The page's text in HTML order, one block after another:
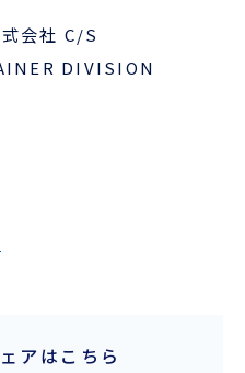
会社 C/S
DIVISION
アはこちら